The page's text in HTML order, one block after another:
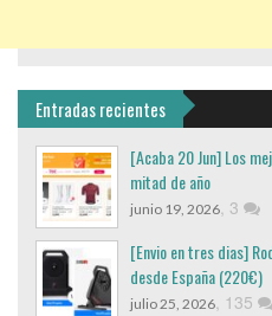
Entradas recientes
[Acaba 20 Jun] Los
mitad de año
junio 19, 2026, 3
[Envio en tres dias]
desde España (220€)
julio 25, 2026, 135